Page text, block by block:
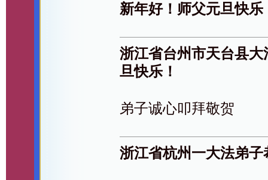
新年好！师父元旦快乐
浙江省台州市天台县
旦快乐！
弟子诚心叩拜敬贺
浙江省杭州一大法弟